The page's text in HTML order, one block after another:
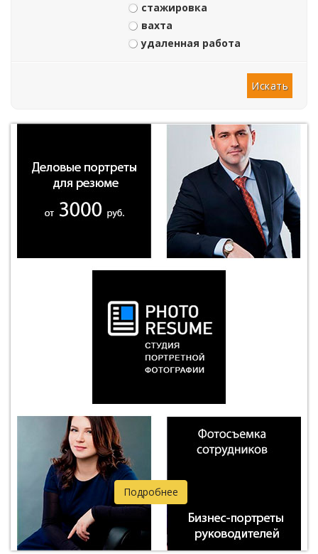
стажировка
вахта
удаленная работа
Подробнее